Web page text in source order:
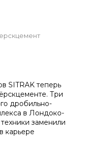
SITRAK теперь
Три
дробильно-
в Лондоко-
заменили
карьере